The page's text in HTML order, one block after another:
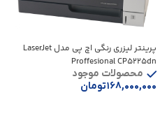
پرینتر لیزری رنگی اچ پی مدل LaserJet
Proffesional CP5225dn
محصولات موجود
۱۶۸,۰۰۰,۰۰۰تومان